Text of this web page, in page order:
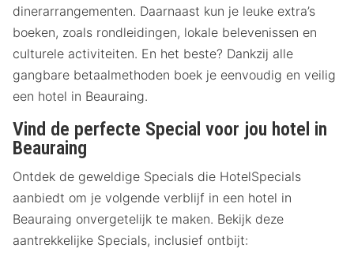
dinerarrangementen. Daarnaast kun je leuke extra’s
boeken, zoals rondleidingen, lokale belevenissen en
culturele activiteiten. En het beste? Dankzij alle
gangbare betaalmethoden boek je eenvoudig en veilig
een hotel in Beauraing.
Vind de perfecte Special voor jou hotel in
Beauraing
Ontdek de geweldige Specials die HotelSpecials
aanbiedt om je volgende verblijf in een hotel in
Beauraing onvergetelijk te maken. Bekijk deze
aantrekkelijke Specials, inclusief ontbijt: